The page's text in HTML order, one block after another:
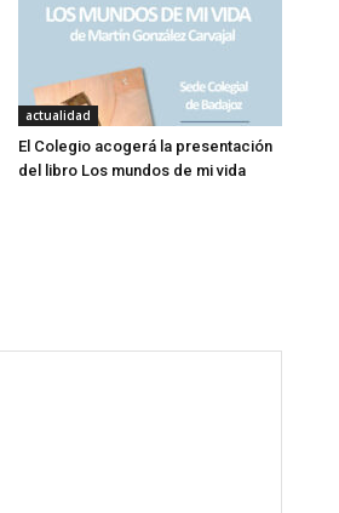
actualidad
El Colegio acogerá la presentación
del libro Los mundos de mi vida